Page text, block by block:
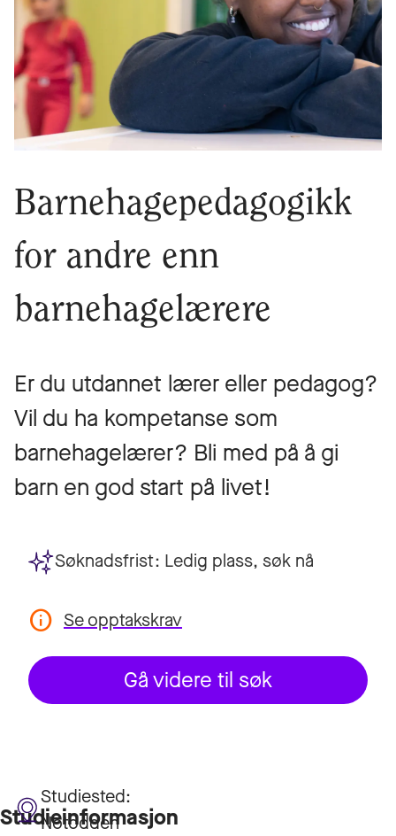
Barnehagepedagogikk
for andre enn
barnehagelærere
Er du utdannet lærer eller pedagog?
Vil du ha kompetanse som
barnehagelærer? Bli med på å gi
barn en god start på livet!
Søknadsfrist: Ledig plass, søk nå
Se opptakskrav
Gå videre til søk
Studieinformasjon
Studiested:
Notodden